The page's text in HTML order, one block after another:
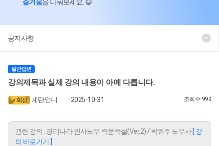
즐거움을 나눠보세요. 😃
공지사항
일반답변
강의제목과 실제 강의 내용이 아예 다릅니다.
계탄언니 · 2025-10-31 조회수 999
관련 강의 : 경리나라 인사노무 즉문즉설(Ver.2) / 박효주 노무사 [ 강
의 바로가기 ]